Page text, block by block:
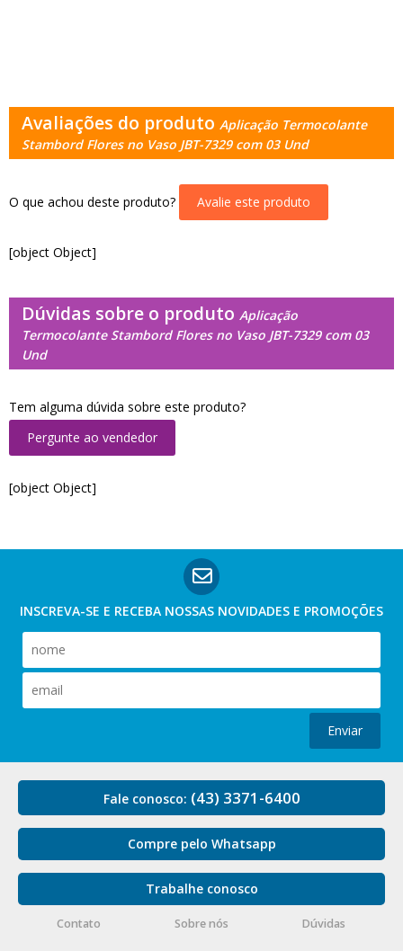
Avaliações do produto Aplicação Termocolante
Stambord Flores no Vaso JBT-7329 com 03 Und
O que achou deste produto? Avalie este produto
[object Object]
Dúvidas sobre o produto Aplicação
Termocolante Stambord Flores no Vaso JBT-7329 com 03
Und
Tem alguma dúvida sobre este produto?
Pergunte ao vendedor
[object Object]
INSCREVA-SE E RECEBA NOSSAS NOVIDADES E PROMOÇÕES
Enviar
Fale conosco: (43) 3371-6400
Compre pelo Whatsapp
Trabalhe conosco
Contato Sobre nós Dúvidas